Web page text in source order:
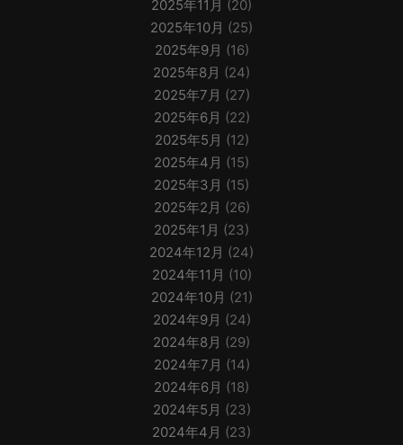
2025年11月 (20)
2025年10月 (25)
2025年9月 (16)
2025年8月 (24)
2025年7月 (27)
2025年6月 (22)
2025年5月 (12)
2025年4月 (15)
2025年3月 (15)
2025年2月 (26)
2025年1月 (23)
2024年12月 (24)
2024年11月 (10)
2024年10月 (21)
2024年9月 (24)
2024年8月 (29)
2024年7月 (14)
2024年6月 (18)
2024年5月 (23)
2024年4月 (23)